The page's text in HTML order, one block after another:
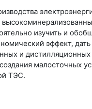
изучить и
эффект,
и дистилляционных
малосточных
ТЭС.